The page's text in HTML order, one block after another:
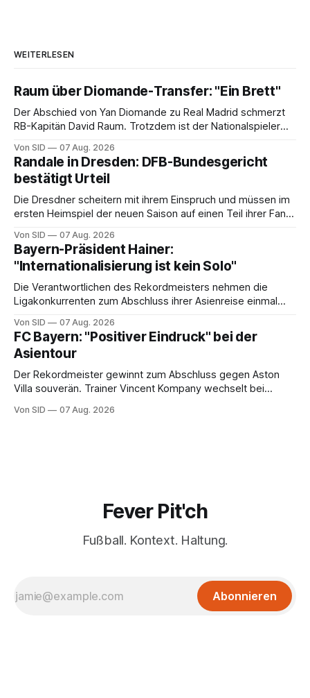
WEITERLESEN
Raum über Diomande-Transfer: "Ein Brett"
Der Abschied von Yan Diomande zu Real Madrid schmerzt
RB-Kapitän David Raum. Trotzdem ist der Nationalspieler
Von SID 07 Aug. 2026
Randale in Dresden: DFB-Bundesgericht
bestätigt Urteil
Die Dresdner scheitern mit ihrem Einspruch und müssen im
ersten Heimspiel der neuen Saison auf einen Teil ihrer Fans
Von SID 07 Aug. 2026
Bayern-Präsident Hainer:
"Internationalisierung ist kein Solo"
Die Verantwortlichen des Rekordmeisters nehmen die
Ligakonkurrenten zum Abschluss ihrer Asienreise einmal
Von SID 07 Aug. 2026
FC Bayern: "Positiver Eindruck" bei der
Asientour
Der Rekordmeister gewinnt zum Abschluss gegen Aston
Villa souverän. Trainer Vincent Kompany wechselt bei
Von SID 07 Aug. 2026
Fever Pit'ch
Fußball. Kontext. Haltung.
Abonnieren